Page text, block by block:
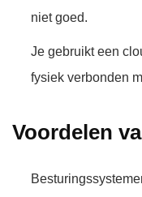
niet goed.
Je gebruikt een
fysiek verbonden
Voordelen